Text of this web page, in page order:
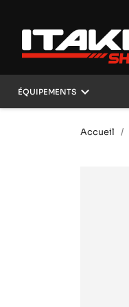
ÉQUIPEMENTS keyboard_arrow_down
Accueil